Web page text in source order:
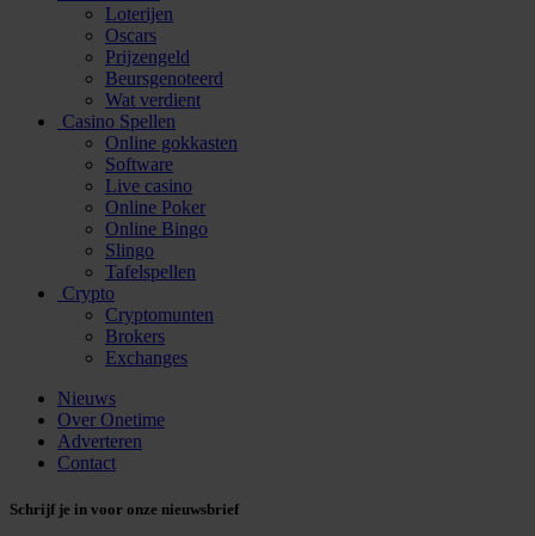
Loterijen
Oscars
Prijzengeld
Beursgenoteerd
Wat verdient
Casino Spellen
Online gokkasten
Software
Live casino
Online Poker
Online Bingo
Slingo
Tafelspellen
Crypto
Cryptomunten
Brokers
Exchanges
Nieuws
Over Onetime
Adverteren
Contact
Schrijf je in voor onze nieuwsbrief